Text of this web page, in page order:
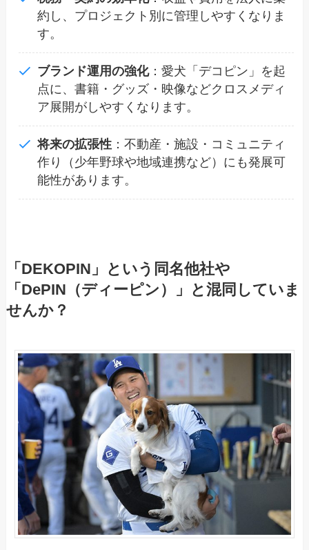
約し、プロジェクト別に管理しやすくなりま
す。
ブランド運用の強化：愛犬「デコピン」を起
点に、書籍・グッズ・映像などクロスメディ
ア展開がしやすくなります。
将来の拡張性：不動産・施設・コミュニティ
作り（少年野球や地域連携など）にも発展可
能性があります。
「DEKOPIN」という同名他社や
「DePIN（ディーピン）」と混同していま
せんか？